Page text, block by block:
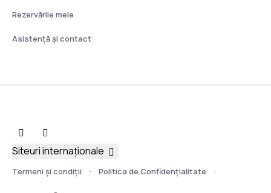
Rezervările mele
Asistenţă şi contact
Termeni şi condiţii Politica de Confidențialitate
Siteuri internaționale